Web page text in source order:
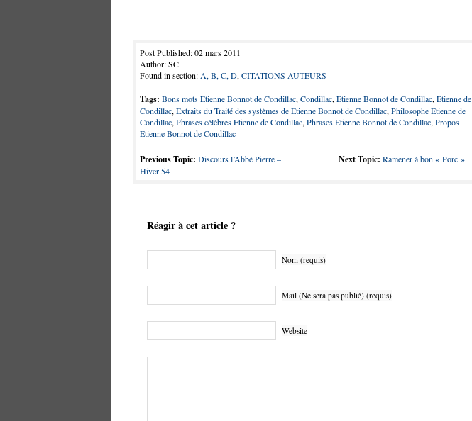
Post Published: 02 mars 2011
Author: SC
Found in section: A, B, C, D, CITATIONS AUTEURS
Tags: Bons mots Etienne Bonnot de Condillac, Condillac, Etienne Bonnot de Condillac, Etienne de
Condillac, Extraits du Traité des systèmes de Etienne Bonnot de Condillac, Philosophe Etienne de
Condillac, Phrases célèbres Etienne de Condillac, Phrases Etienne Bonnot de Condillac, Propos
Etienne Bonnot de Condillac
Previous Topic: Discours l’Abbé Pierre –
Hiver 54
Next Topic: Ramener à bon « Porc »
Réagir à cet article ?
Nom (requis)
Mail (Ne sera pas publié) (requis)
Website